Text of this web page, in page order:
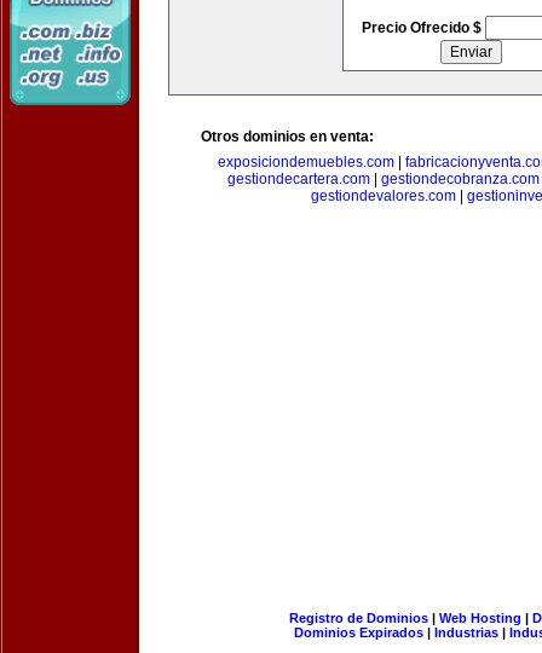
Precio Ofrecido $
Otros dominios en venta:
exposiciondemuebles.com|
gestiondecartera.com| gestiondecobranza.com
gestiondevalores.com
Registro de Dominios| Web Hosting |
Dominios Expirados | Industrias |